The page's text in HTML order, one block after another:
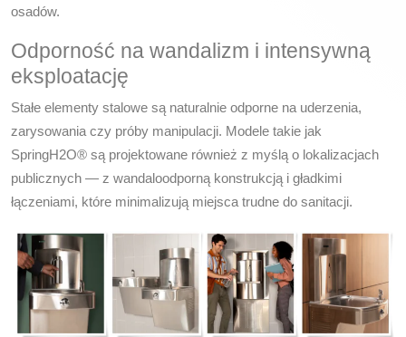
osadów.
Odporność na wandalizm i intensywną
eksploatację
Stałe elementy stalowe są naturalnie odporne na uderzenia,
zarysowania czy próby manipulacji. Modele takie jak
SpringH2O® są projektowane również z myślą o lokalizacjach
publicznych — z wandaloodporną konstrukcją i gładkimi
łączeniami, które minimalizują miejsca trudne do sanitacji.